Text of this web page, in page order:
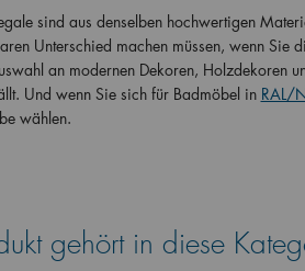
sind aus denselben hochwertigen
Unterschied machen müssen, wenn Sie
an modernen Dekoren, Holzdekoren
Und wenn Sie sich für Badmöbel in RAL/
wählen.
gehört in diese